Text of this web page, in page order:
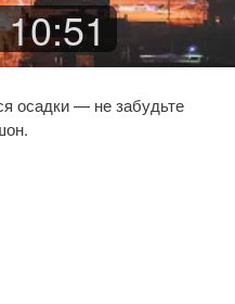
10:51
осадки — не забудьте